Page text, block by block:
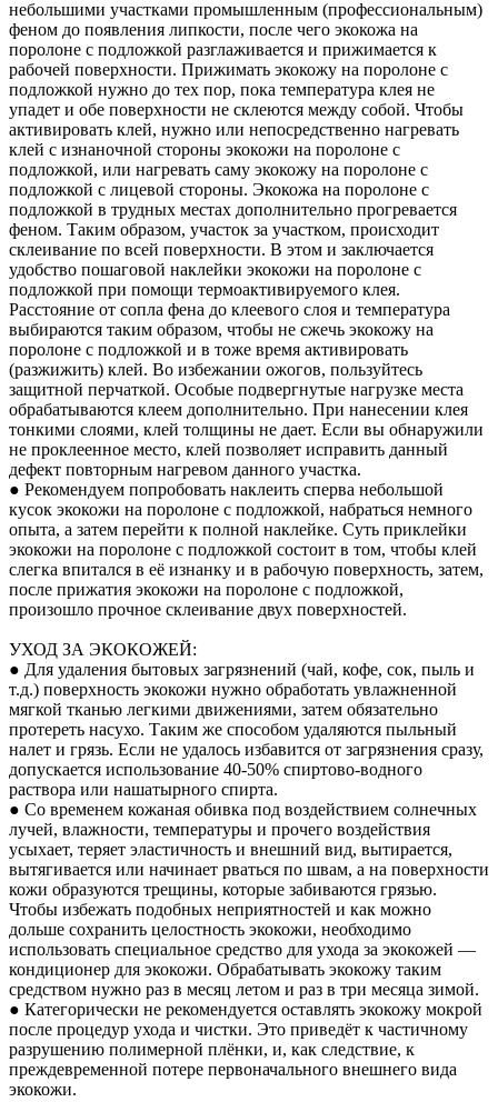
небольшими участками промышленным (профессиональным)
феном до появления липкости, после чего экокожа на
поролоне с подложкой разглаживается и прижимается к
рабочей поверхности. Прижимать экокожу на поролоне с
подложкой нужно до тех пор, пока температура клея не
упадет и обе поверхности не склеются между собой. Чтобы
активировать клей, нужно или непосредственно нагревать
клей с изнаночной стороны экокожи на поролоне с
подложкой, или нагревать саму экокожу на поролоне с
подложкой с лицевой стороны. Экокожа на поролоне с
подложкой в трудных местах дополнительно прогревается
феном. Таким образом, участок за участком, происходит
склеивание по всей поверхности. В этом и заключается
удобство пошаговой наклейки экокожи на поролоне с
подложкой при помощи термоактивируемого клея.
Расстояние от сопла фена до клеевого слоя и температура
выбираются таким образом, чтобы не сжечь экокожу на
поролоне с подложкой и в тоже время активировать
(разжижить) клей. Во избежании ожогов, пользуйтесь
защитной перчаткой. Особые подвергнутые нагрузке места
обрабатываются клеем дополнительно. При нанесении клея
тонкими слоями, клей толщины не дает. Если вы обнаружили
не проклеенное место, клей позволяет исправить данный
дефект повторным нагревом данного участка.
● Рекомендуем попробовать наклеить сперва небольшой
кусок экокожи на поролоне с подложкой, набраться немного
опыта, а затем перейти к полной наклейке. Суть приклейки
экокожи на поролоне с подложкой состоит в том, чтобы клей
слегка впитался в её изнанку и в рабочую поверхность, затем,
после прижатия экокожи на поролоне с подложкой,
произошло прочное склеивание двух поверхностей.
УХОД ЗА ЭКОКОЖЕЙ:
● Для удаления бытовых загрязнений (чай, кофе, сок, пыль и
т.д.) поверхность экокожи нужно обработать увлажненной
мягкой тканью легкими движениями, затем обязательно
протереть насухо. Таким же способом удаляются пыльный
налет и грязь. Если не удалось избавится от загрязнения сразу,
допускается использование 40-50% спиртово-водного
раствора или нашатырного спирта.
● Со временем кожаная обивка под воздействием солнечных
лучей, влажности, температуры и прочего воздействия
усыхает, теряет эластичность и внешний вид, вытирается,
вытягивается или начинает рваться по швам, а на поверхности
кожи образуются трещины, которые забиваются грязью.
Чтобы избежать подобных неприятностей и как можно
дольше сохранить целостность экокожи, необходимо
использовать специальное средство для ухода за экокожей —
кондиционер для экокожи. Обрабатывать экокожу таким
средством нужно раз в месяц летом и раз в три месяца зимой.
● Категорически не рекомендуется оставлять экокожу мокрой
после процедур ухода и чистки. Это приведёт к частичному
разрушению полимерной плёнки, и, как следствие, к
преждевременной потере первоначального внешнего вида
экокожи.